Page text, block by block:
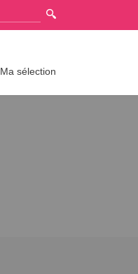
Ma sélection